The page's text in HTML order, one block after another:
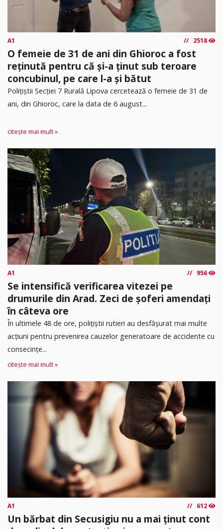
A1 2518
O femeie de 31 de ani din Ghioroc a fost
reținută pentru că și-a ținut sub teroare
concubinul, pe care l-a și bătut
​Polițiștii Secției 7 Rurală Lipova cercetează o femeie de 31 de
ani, din Ghioroc, care la data de 6 august...
citește mai mult »
A1 956
Se intensifică verificarea vitezei pe
drumurile din Arad. Zeci de șoferi amendați
în câteva ore
În ultimele 48 de ore, polițiștii rutieri au desfășurat mai multe
acțiuni pentru prevenirea cauzelor generatoare de accidente cu
consecințe...
citește mai mult »
A1 612
Un bărbat din Secusigiu nu a mai ținut cont